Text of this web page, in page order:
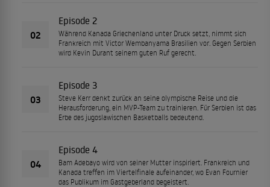
02
Episode 2
Während Kanada Griechenland unter Druck setzt, nimmt sich
Frankreich mit Victor Wembanyama Brasilien vor. Gegen Serbien
wird Kevin Durant seinem guten Ruf gerecht.
03
Episode 3
Steve Kerr denkt zurück an seine olympische Reise und die
Herausforderung, ein MVP-Team zu trainieren. Für Serbien ist das
Erbe des jugoslawischen Basketballs bedeutend.
04
Episode 4
Bam Adebayo wird von seiner Mutter inspiriert. Frankreich und
Kanada treffen im Viertelfinale aufeinander, wo Evan Fournier
das Publikum im Gastgeberland begeistert.